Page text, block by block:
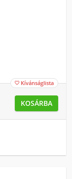
 Kívánságlista
KOSÁRBA